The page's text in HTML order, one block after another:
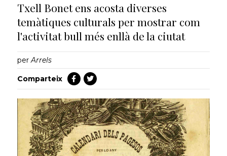
Txell Bonet ens acosta diverses
temàtiques culturals per mostrar com
l'activitat bull més enllà de la ciutat
perArrels
Comparteix